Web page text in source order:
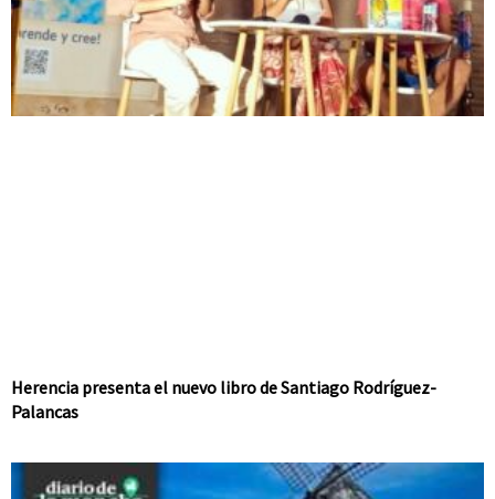
Herencia presenta el nuevo libro de Santiago Rodríguez-
Palancas